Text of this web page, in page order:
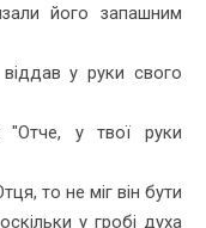
його запашним
у руки свого
"Отче, у твої руки
то не міг він бути
у гробі духа